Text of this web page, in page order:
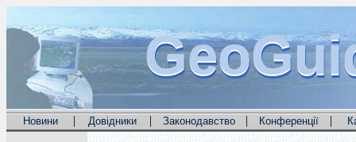
Новини | Довідники | Законодавство | Конференції |